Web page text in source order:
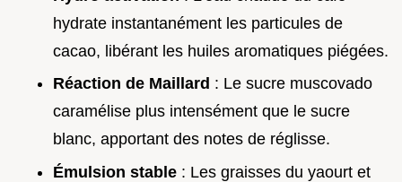
hydrate instantanément les particules de
cacao, libérant les huiles aromatiques piégées.
Réaction de Maillard : Le sucre muscovado
caramélise plus intensément que le sucre
blanc, apportant des notes de réglisse.
Émulsion stable : Les graisses du yaourt et